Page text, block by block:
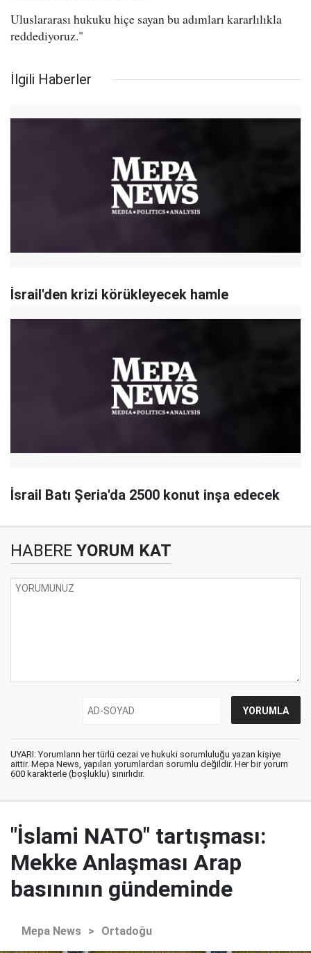
Uluslararası hukuku hiçe sayan bu adımları kararlılıkla
reddediyoruz."
İlgili Haberler
İsrail'den krizi körükleyecek hamle
İsrail Batı Şeria'da 2500 konut inşa edecek
HABERE YORUM KAT
UYARI: Yorumların her türlü cezai ve hukuki sorumluluğu yazan kişiye
aittir. Mepa News, yapılan yorumlardan sorumlu değildir. Her bir yorum
600 karakterle (boşluklu) sınırlıdır.
"İslami NATO" tartışması:
Mekke Anlaşması Arap
basınının gündeminde
Mepa News > Ortadoğu